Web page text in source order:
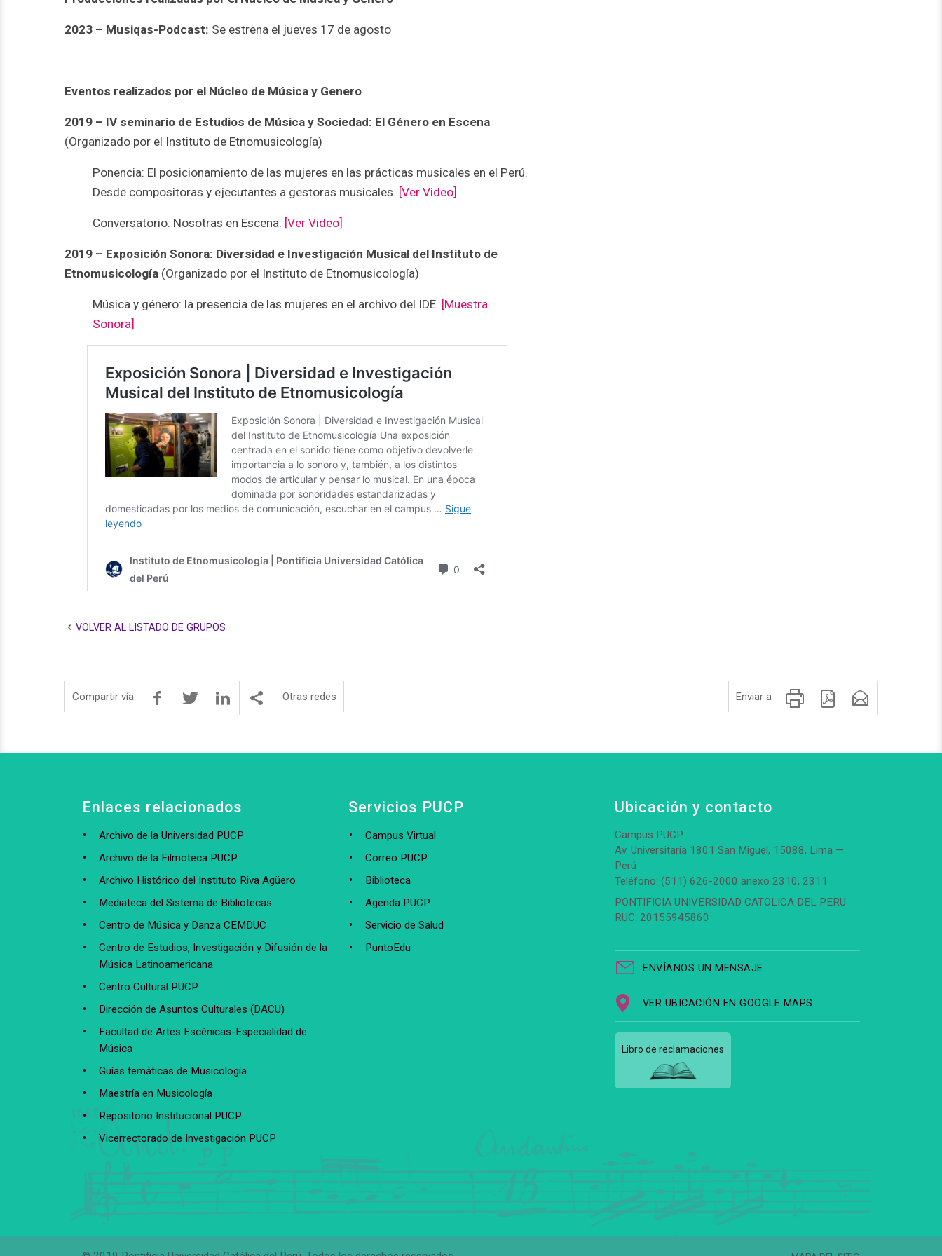
2023 – Musiqas-Podcast: Se estrena el jueves 17 de agosto
Eventos realizados por el Núcleo de Música y Genero
2019 – IV seminario de Estudios de Música y Sociedad: El Género en Escena
(Organizado por el Instituto de Etnomusicología)
Ponencia: El posicionamiento de las mujeres en las prácticas musicales en el Perú.
Desde compositoras y ejecutantes a gestoras musicales. [Ver Video]
Conversatorio: Nosotras en Escena. [Ver Video]
2019 – Exposición Sonora: Diversidad e Investigación Musical del Instituto de
Etnomusicología (Organizado por el Instituto de Etnomusicología)
Música y género: la presencia de las mujeres en el archivo del IDE. [Muestra
Sonora]
VOLVER AL LISTADO DE GRUPOS
Compartir vía Otras redes Enviar a
Enlaces relacionados
Archivo de la Universidad PUCP
Archivo de la Filmoteca PUCP
Archivo Histórico del Instituto Riva Agüero
Mediateca del Sistema de Bibliotecas
Centro de Música y Danza CEMDUC
Centro de Estudios, Investigación y Difusión de la
Música Latinoamericana
Centro Cultural PUCP
Dirección de Asuntos Culturales (DACU)
Facultad de Artes Escénicas-Especialidad de
Música
Guías temáticas de Musicología
Maestría en Musicología
Repositorio Institucional PUCP
Vicerrectorado de Investigación PUCP
Servicios PUCP
Campus Virtual
Correo PUCP
Biblioteca
Agenda PUCP
Servicio de Salud
PuntoEdu
Ubicación y contacto
Campus PUCP
Av. Universitaria 1801 San Miguel, 15088, Lima —
Perú
Teléfono: (511) 626-2000 anexo 2310, 2311
PONTIFICIA UNIVERSIDAD CATOLICA DEL PERU
RUC: 20155945860
ENVÍANOS UN MENSAJE
VER UBICACIÓN EN GOOGLE MAPS
Libro de reclamaciones